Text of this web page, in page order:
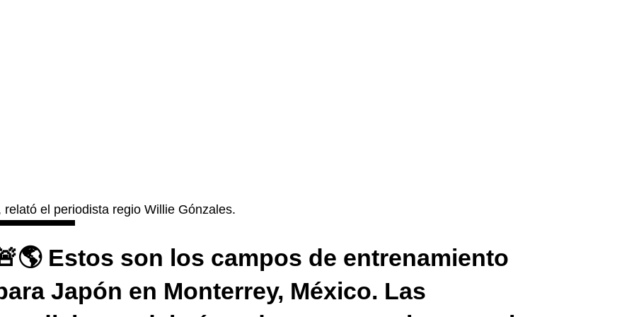
relató el periodista regio Willie Gónzales.
Estos son los campos de entrenamiento
Japón en Monterrey, México. Las